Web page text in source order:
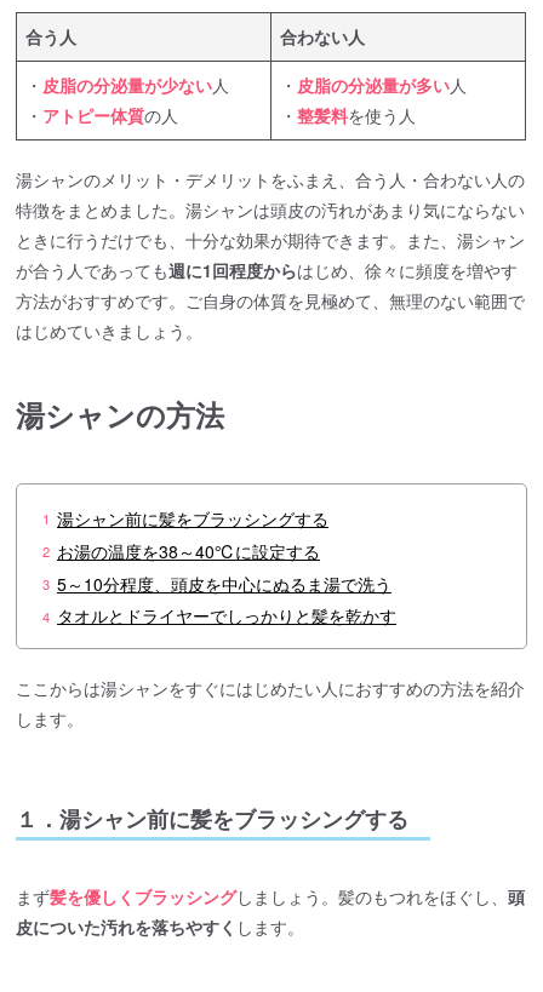
合う人
合わない人
・ 皮脂の分泌量が少ない人
・ アトピー体質の人
・ 皮脂の分泌量が多い人
・整髪料を使う人
湯シャンのメリット・デメリットをふまえ、合う人・合わない人の
特徴をまとめました。湯シャンは頭皮の汚れがあまり気にならない
ときに行うだけでも、十分な効果が期待できます。また、湯シャン
が合う人であっても週に1回程度からはじめ、徐々に頻度を増やす
方法がおすすめです。ご自身の体質を見極めて、無理のない範囲で
はじめていきましょう。
湯シャンの方法
1 湯シャン前に髪をブラッシングする
2 お湯の温度を38～40℃に設定する
3 5～10分程度、頭皮を中心にぬるま湯で洗う
4 タオルとドライヤーでしっかりと髪を乾かす
ここからは湯シャンをすぐにはじめたい人におすすめの方法を紹介
します。
１．湯シャン前に髪をブラッシングする
まず髪を優しくブラッシングしましょう。髪のもつれをほぐし、頭
皮についた汚れを落ちやすく します。